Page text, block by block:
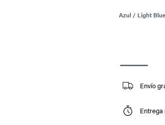
Azul / Light
Envío
Entrega